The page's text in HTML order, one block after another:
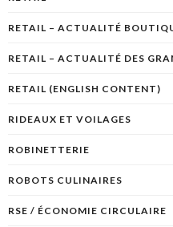
RETAIL – ACTUALITÉ
RETAIL – ACTUALITÉ DES
RETAIL (ENGLISH CONTENT)
RIDEAUX ET VOILAGES
ROBINETTERIE
ROBOTS CULINAIRES
RSE / ÉCONOMIE CIRCULAIRE